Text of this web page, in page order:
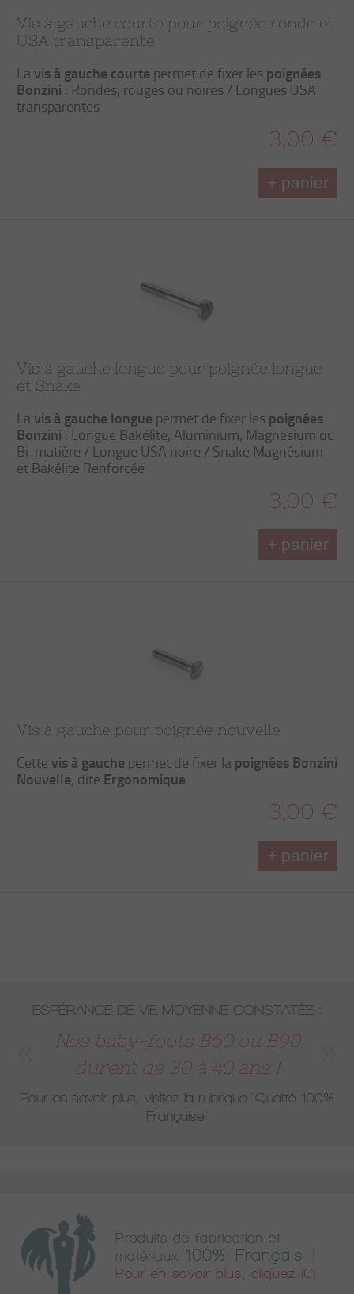
Vis à gauche courte pour poignée ronde et
USA transparente
La vis à gauche courte permet de fixer les poignées
Bonzini : Rondes, rouges ou noires / Longues USA
transparentes
3,00 €
+ panier
Vis à gauche longue pour poignée longue
et Snake
La vis à gauche longue permet de fixer les poignées
Bonzini : Longue Bakélite, Aluminium, Magnésium ou
Bi-matière / Longue USA noire / Snake Magnésium
et Bakélite Renforcée
3,00 €
+ panier
Vis à gauche pour poignée nouvelle
Cette vis à gauche permet de fixer la poignées Bonzini
Nouvelle, dite Ergonomique
3,00 €
+ panier
ESPÉRANCE DE VIE MOYENNE CONSTATÉE :
Nos baby-foots B60 ou B90
durent de 30 à 40 ans !
Pour en savoir plus, visitez la rubrique "Qualité 100%
Française"
Produits de fabrication et
matériaux
100% Français !
Pour en savoir plus, cliquez ICI